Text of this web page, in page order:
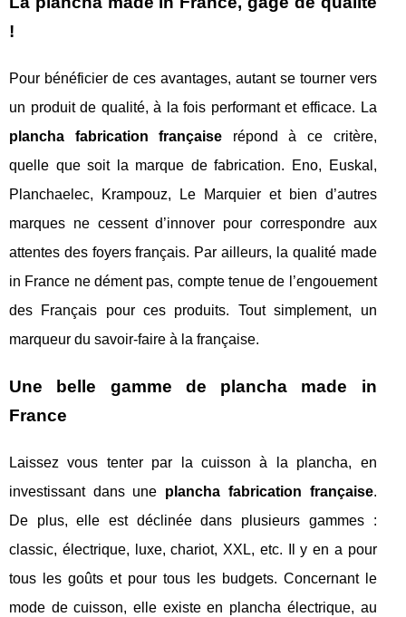
!
Pour bénéficier de ces avantages, autant se tourner vers
un produit de qualité, à la fois performant et efficace. La
plancha fabrication française répond à ce critère,
quelle que soit la marque de fabrication. Eno, Euskal,
Planchaelec, Krampouz, Le Marquier et bien d’autres
marques ne cessent d’innover pour correspondre aux
attentes des foyers français. Par ailleurs, la qualité made
in France ne dément pas, compte tenue de l’engouement
des Français pour ces produits. Tout simplement, un
marqueur du savoir-faire à la française.
Une belle gamme de plancha made in
France
Laissez vous tenter par la cuisson à la plancha, en
investissant dans une plancha fabrication française.
De plus, elle est déclinée dans plusieurs gammes :
classic, électrique, luxe, chariot, XXL, etc. Il y en a pour
tous les goûts et pour tous les budgets. Concernant le
mode de cuisson, elle existe en plancha électrique, au